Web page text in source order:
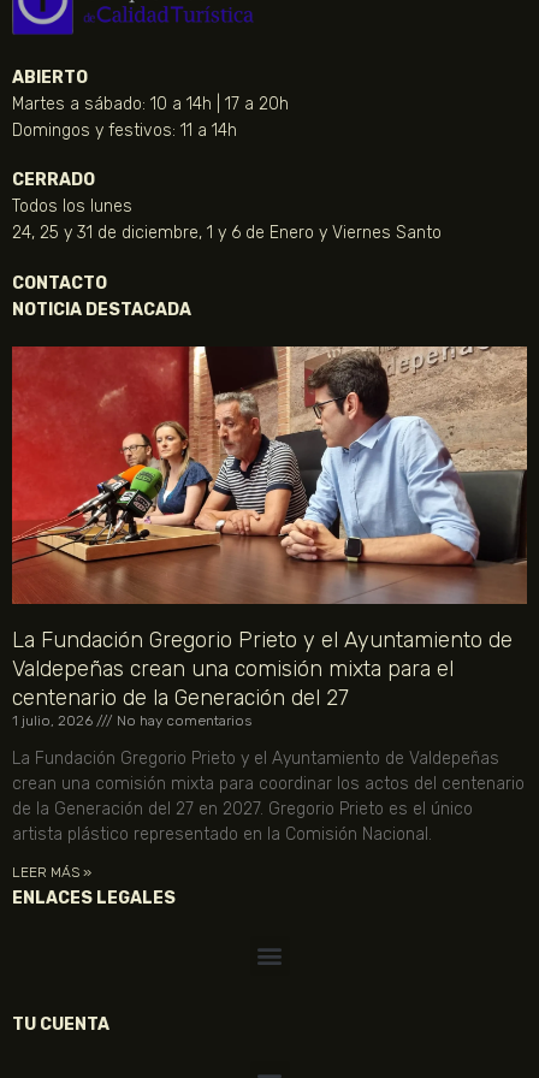
ABIERTO
Martes a sábado: 10 a 14h | 17 a 20h
Domingos y festivos: 11 a 14h
CERRADO
Todos los lunes
24, 25 y 31 de diciembre, 1 y 6 de Enero y Viernes Santo
CONTACTO
NOTICIA DESTACADA
La Fundación Gregorio Prieto y el Ayuntamiento de
Valdepeñas crean una comisión mixta para el
centenario de la Generación del 27
1 julio, 2026 No hay comentarios
La Fundación Gregorio Prieto y el Ayuntamiento de Valdepeñas
crean una comisión mixta para coordinar los actos del centenario
de la Generación del 27 en 2027. Gregorio Prieto es el único
artista plástico representado en la Comisión Nacional.
LEER MÁS »
ENLACES LEGALES
TU CUENTA